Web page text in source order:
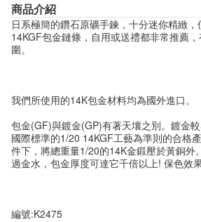
商品介紹
日系極簡的鑽石原礦手鍊，十分迷你精緻
14KGF包金鏈條，自用或送禮都非常推薦
圍。
我們所使用的14K包金材料均為國外進口。
包金(GF)與鍍金(GP)有著天壤之別。鍍金
國際標準的1/20 14KGF工藝為準則的合格
件下，將總重量1/20的14K金鍛壓於黃銅外
過金水，包金厚度可達它千倍以上! 保色效果
編號:K2475